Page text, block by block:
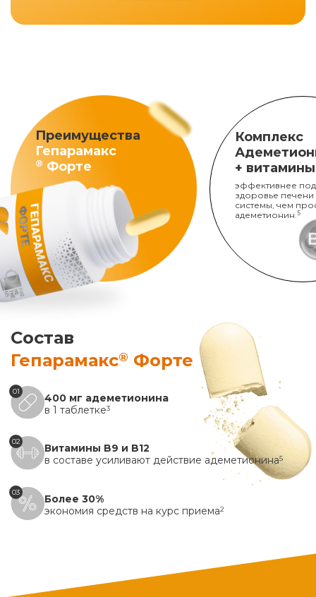
Преимущества
Гепарамакс
® Форте
Комплекс
+
эффективнее
здоровье печени
системы, чем
адеметионин. 5
Состав
Гепарамакс® Форте
01
400 мг адеметионина
в 1 таблетке3
02
Витамины B9 и B12
в составе усиливают действие адеметионина5
03
Более 30%
экономия средств на курс приема2